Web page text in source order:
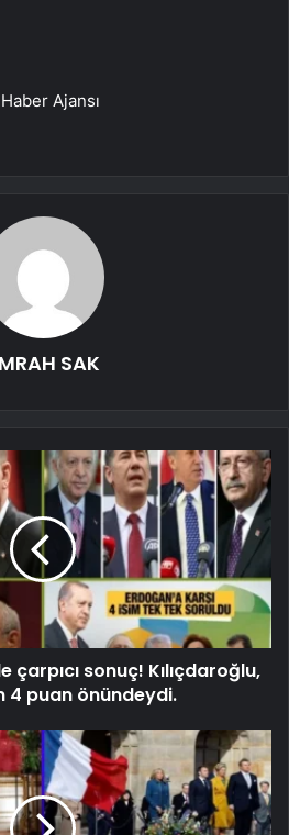
Ajansı
SAK
çarpıcı sonuç! Kılıçdaroğlu,
4 puan önündeydi.